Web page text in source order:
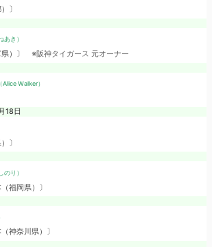
〕
あき）
県）〕 ※阪神タイガース 元オーナー
（Alice Walker）
18日
〕
のり）
福岡県）〕
神奈川県）〕